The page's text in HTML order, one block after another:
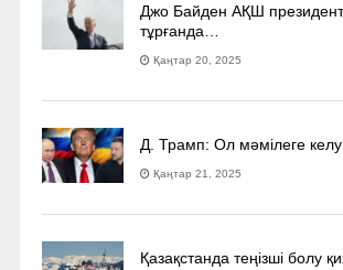
Джо Байден АҚШ
тұрғанда…
Қаңтар 20, 2025
Д. Трамп: Ол мәмілеге
Қаңтар 21, 2025
Қазақстанда теңізші болу